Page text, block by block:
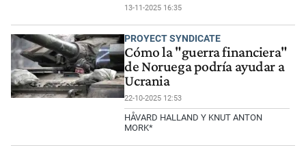
13-11-2025 16:35
PROYECT SYNDICATE
Cómo la "guerra financiera"
de Noruega podría ayudar a
Ucrania
22-10-2025 12:53
HÅVARD HALLAND Y KNUT ANTON
MORK*